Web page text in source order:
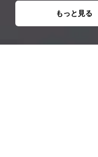
もっと見る